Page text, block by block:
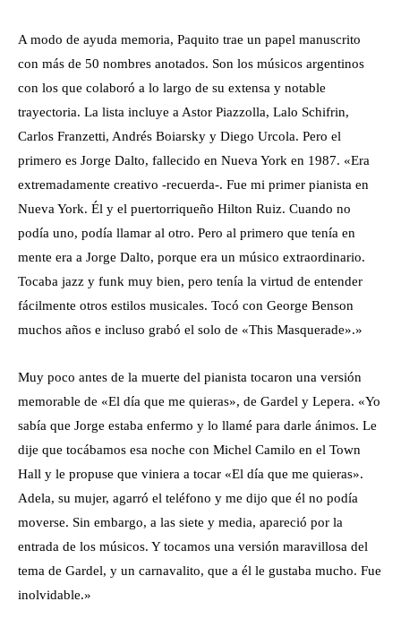
A modo de ayuda memoria, Paquito trae un papel manuscrito
con más de 50 nombres anotados. Son los músicos argentinos
con los que colaboró a lo largo de su extensa y notable
trayectoria. La lista incluye a Astor Piazzolla, Lalo Schifrin,
Carlos Franzetti, Andrés Boiarsky y Diego Urcola. Pero el
primero es Jorge Dalto, fallecido en Nueva York en 1987. «Era
extremadamente creativo -recuerda-. Fue mi primer pianista en
Nueva York. Él y el puertorriqueño Hilton Ruiz. Cuando no
podía uno, podía llamar al otro. Pero al primero que tenía en
mente era a Jorge Dalto, porque era un músico extraordinario.
Tocaba jazz y funk muy bien, pero tenía la virtud de entender
fácilmente otros estilos musicales. Tocó con George Benson
muchos años e incluso grabó el solo de «This Masquerade».»
Muy poco antes de la muerte del pianista tocaron una versión
memorable de «El día que me quieras», de Gardel y Lepera. «Yo
sabía que Jorge estaba enfermo y lo llamé para darle ánimos. Le
dije que tocábamos esa noche con Michel Camilo en el Town
Hall y le propuse que viniera a tocar «El día que me quieras».
Adela, su mujer, agarró el teléfono y me dijo que él no podía
moverse. Sin embargo, a las siete y media, apareció por la
entrada de los músicos. Y tocamos una versión maravillosa del
tema de Gardel, y un carnavalito, que a él le gustaba mucho. Fue
inolvidable.»